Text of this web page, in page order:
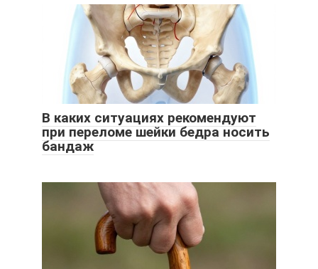
В каких ситуациях рекомендуют
при переломе шейки бедра носить
бандаж